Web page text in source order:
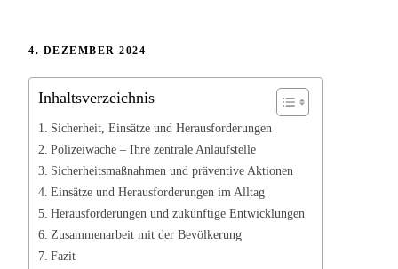
4. DEZEMBER 2024
Inhaltsverzeichnis
Sicherheit, Einsätze und Herausforderungen
Polizeiwache – Ihre zentrale Anlaufstelle
Sicherheitsmaßnahmen und präventive Aktionen
Einsätze und Herausforderungen im Alltag
Herausforderungen und zukünftige Entwicklungen
Zusammenarbeit mit der Bevölkerung
Fazit